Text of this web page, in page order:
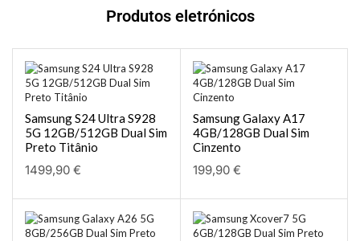
Produtos eletrónicos
Samsung S24 Ultra S928
5G 12GB/512GB Dual Sim
Preto Titânio
1499,90 €
Samsung Galaxy A17
4GB/128GB Dual Sim
Cinzento
199,90 €